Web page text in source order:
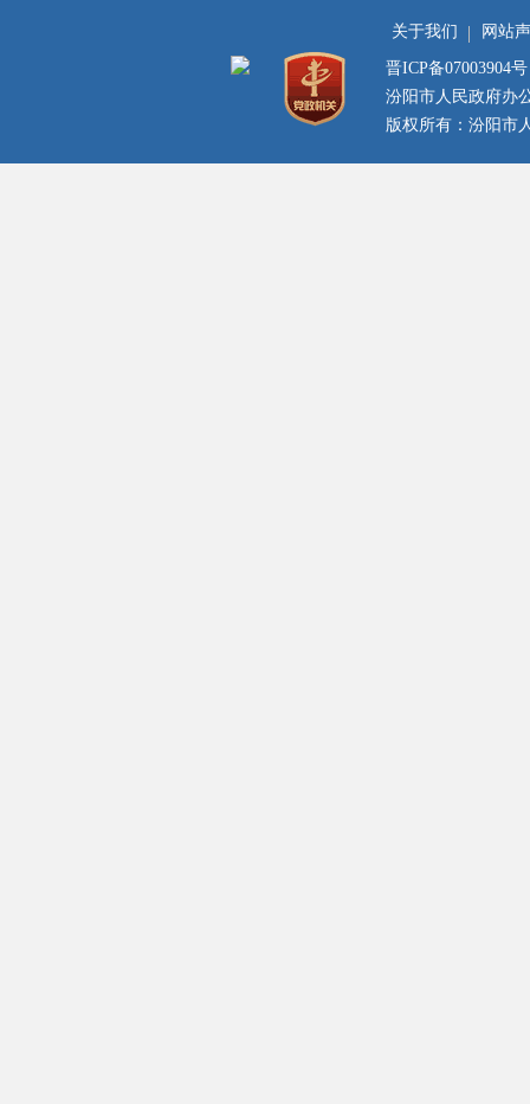
关于我们 网站
晋ICP备07003904号
汾阳市人民政府办
版权所有：汾阳市